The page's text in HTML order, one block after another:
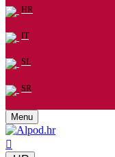
HR
IT
SL
SR
Menu